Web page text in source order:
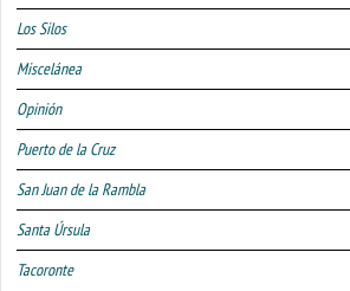
Los Silos
Miscelánea
Opinión
Puerto de la Cruz
San Juan de la Rambla
Santa Úrsula
Tacoronte